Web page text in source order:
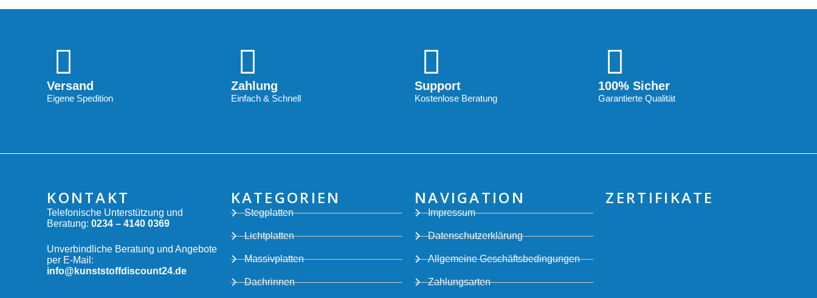
Versand
Eigene Spedition
Zahlung
Einfach & Schnell
Support
Kostenlose Beratung
100% Sicher
Garantierte Qualität
KONTAKT
Telefonische Unterstützung und
Beratung: 0234 – 4140 0369
Unverbindliche Beratung und Angebote
per E-Mail:
info@kunststoffdiscount24.de
KATEGORIEN
Stegplatten
Lichtplatten
Massivplatten
Dachrinnen
NAVIGATION
Impressum
Datenschutzerklärung
Allgemeine Geschäftsbedingungen
Zahlungsarten
ZERTIFIKATE